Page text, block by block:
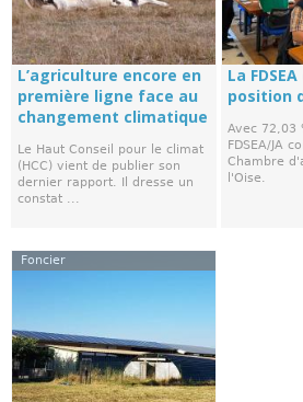
L’agriculture encore en
première ligne face au
changement climatique
Le Haut Conseil pour le climat
(HCC) vient de publier son
dernier rapport. Il dresse un
constat ...
La
position
Avec 72,03
FDSEA/JA
Chambre
l'Oise.
Foncier